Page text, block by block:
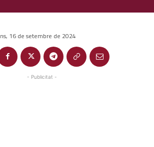
16 de setembre de 2024
- Publicitat -